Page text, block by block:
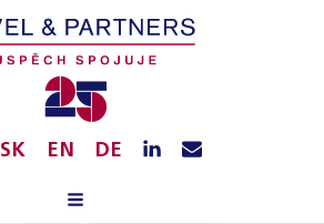
SK EN DE